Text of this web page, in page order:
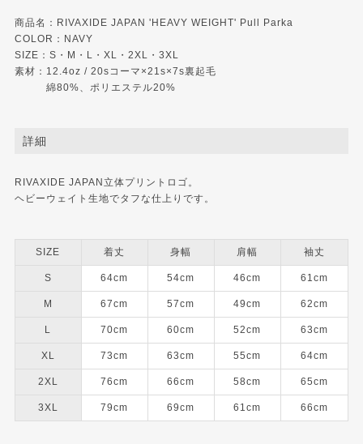
商品名：RIVAXIDE JAPAN 'HEAVY WEIGHT' Pull Parka
COLOR：NAVY
SIZE：S・M・L・XL・2XL・3XL
素材：12.4oz / 20sコーマ×21s×7s裏起毛
綿80%、ポリエステル20%
詳細
RIVAXIDE JAPAN立体プリントロゴ。
ヘビーウェイト生地でタフな仕上りです。
SIZE 着丈 身幅 肩幅 袖丈
S 64cm 54cm 46cm 61cm
M 67cm 57cm 49cm 62cm
L 70cm 60cm 52cm 63cm
XL 73cm 63cm 55cm 64cm
2XL 76cm 66cm 58cm 65cm
3XL 79cm 69cm 61cm 66cm